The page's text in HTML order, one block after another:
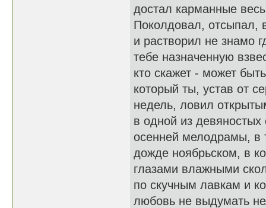
достал карманные
Поколдовал, отсыпал,
и растворил не знамо
тебе назначенную
кто скажет - может
который ты, устав от
недель, ловил
в одной из девяностых
осенней мелодрамы, в
дожде ноябрьском, в
глазами влажными
по скучным лавкам и
любовь не выдумать